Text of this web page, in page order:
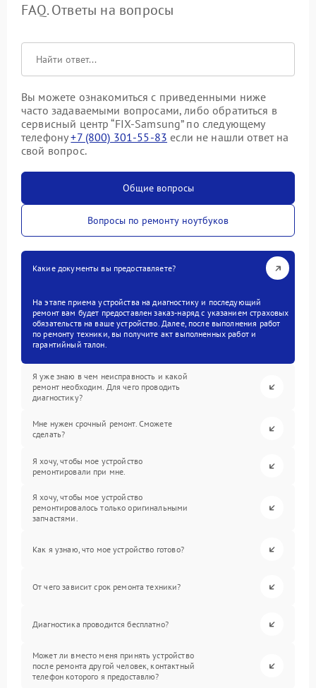
FAQ. Ответы на вопросы
Вы можете ознакомиться с приведенными ниже
часто задаваемыми вопросами, либо обратиться в
сервисный центр “FIX-Samsung” по следующему
телефону+7 (800) 301-55-83 если не нашли ответ на
свой вопрос.
Общие вопросы
Вопросы по ремонту ноутбуков
Какие документы вы предоставляете?
На этапе приема устройства на диагностику и последующий
ремонт вам будет предоставлен заказ-наряд с указанием страховых
обязательств на ваше устройство. Далее, после выполнения работ
по ремонту техники, вы получите акт выполненных работ и
гарантийный талон.
Я уже знаю в чем неисправность и какой
ремонт необходим. Для чего проводить
диагностику?
Мне нужен срочный ремонт. Сможете
сделать?
Я хочу, чтобы мое устройство
ремонтировали при мне.
Я хочу, чтобы мое устройство
ремонтировалось только оригинальными
запчастями.
Как я узнаю, что мое устройство готово?
От чего зависит срок ремонта техники?
Диагностика проводится бесплатно?
Может ли вместо меня принять устройство
после ремонта другой человек, контактный
телефон которого я предоставлю?